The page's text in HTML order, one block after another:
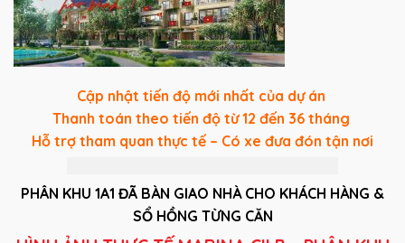
Cập nhật tiến độ mới nhất của dự án
Thanh toán theo tiến độ từ 12 đến 36 tháng
Hỗ trợ tham quan thực tế – Có xe đưa đón tận nơi
PHÂN KHU 1A1 ĐÃ BÀN GIAO NHÀ CHO KHÁCH HÀNG &
SỔ HỒNG TỪNG CĂN